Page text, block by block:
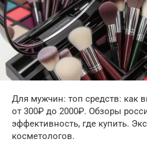
Для мужчин: топ средств: как
от 300₽ до 2000₽. Обзоры
эффективность, где купить.
косметологов.